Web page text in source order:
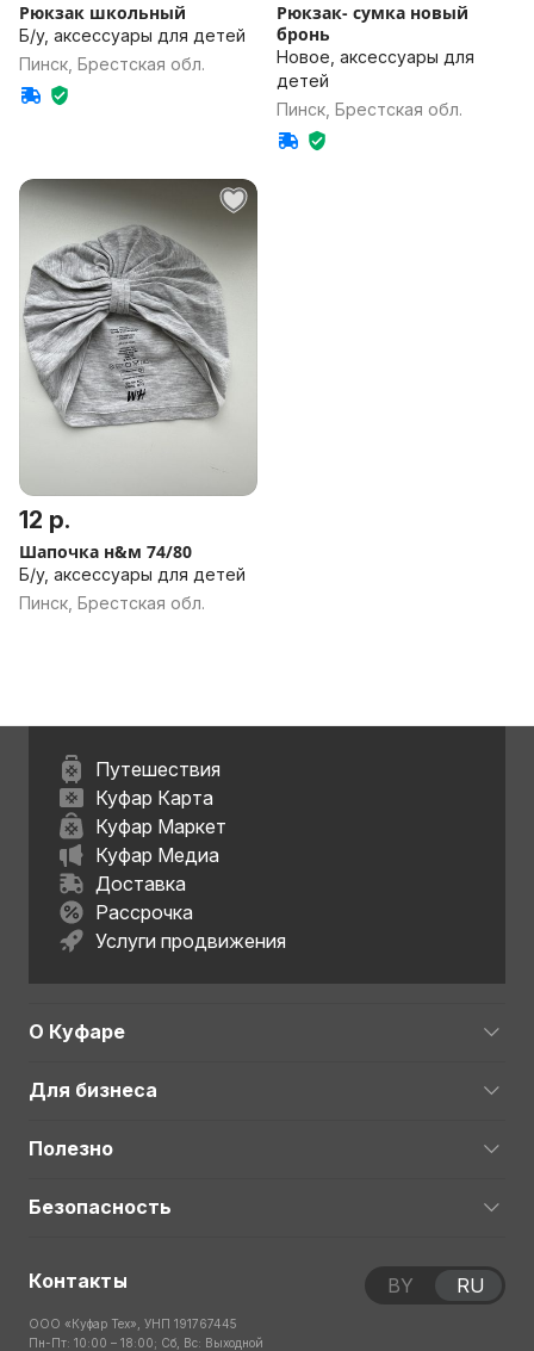
Рюкзак школьный
Б/у, аксессуары для детей
Пинск, Брестская обл.
Рюкзак- сумка новый
бронь
Новое, аксессуары для
детей
Пинск, Брестская обл.
12 р.
Шапочка н&м 74/80
Б/у, аксессуары для детей
Пинск, Брестская обл.
Путешествия
Куфар Карта
Куфар Маркет
Куфар Медиа
Доставка
Рассрочка
Услуги продвижения
О Куфаре
Для бизнеса
Полезно
Безопасность
Контакты
ООО «Куфар Тех», УНП 191767445
Пн-Пт: 10:00 – 18:00; Сб, Вс: Выходной
BY RU